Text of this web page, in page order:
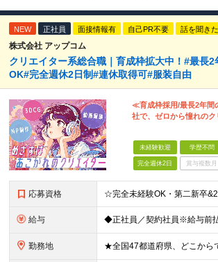
NEW 正社員 面接情報有 自己PR不要 話を聞き
株式会社 アップコム
クリエイター系総合職｜育成枠拡大中！#最長
OK#完全週休2日制#連休取得可#服装自由
≪育成枠採用/最長2年間
社で、ゼロから憧れのク
未経験歓迎 学歴不問
完全週休2日 賞与複数月
応募資格
給与
勤務地